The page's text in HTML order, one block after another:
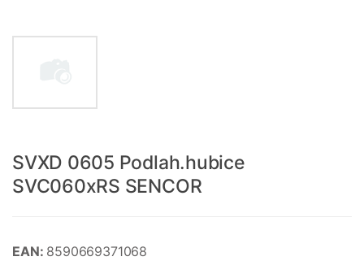
SVXD 0605 Podlah.hubice
SVC060xRS SENCOR
EAN: 8590669371068